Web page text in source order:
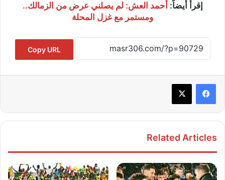
إقرأ أيضاً:أحمد العش: لم يصلني عرض من الزمالك..
ومستمر مع غزل المحلة
Copy URL
Related Articles